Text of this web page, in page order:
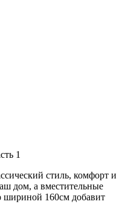
стиль, комфорт и
дом, а вместительные
шириной 160см добавит